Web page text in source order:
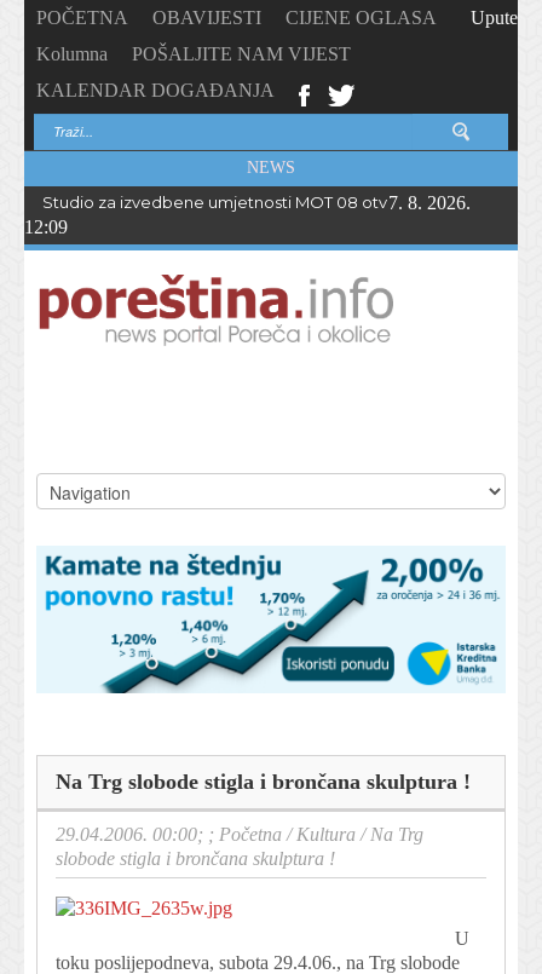
POČETNA OBAVIJESTI
CIJENE OGLASA
Kolumna
POŠALJITE NAM VIJEST
KALENDAR DOGAĐANJA
Upute
NEWS
Studio za izvedbene umjetnosti MOT 08 otvorio upise u novu
7. 8. 2026.
12:09
Na Trg slobode stigla i brončana skulptura !
29.04.2006. 00:00; ; Početna /Kultura /Na Trg
slobode stigla i brončana skulptura !
U
toku poslijepodneva, subota 29.4.06., na Trg slobode